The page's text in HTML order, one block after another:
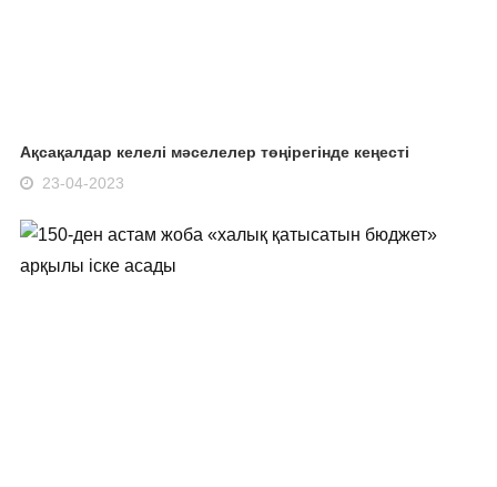
Ақсақалдар келелі мәселелер төңірегінде кеңесті
23-04-2023